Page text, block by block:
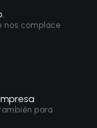
nos complace
para